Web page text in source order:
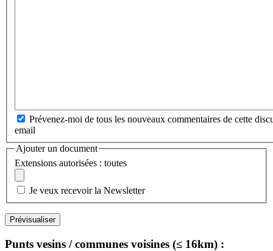
Prévenez-moi de tous les nouveaux commentaires de cette
email
Ajouter un document
Extensions autorisées : toutes
Je veux recevoir la Newsletter
Punts vesins / communes voisines (≤ 16km) :